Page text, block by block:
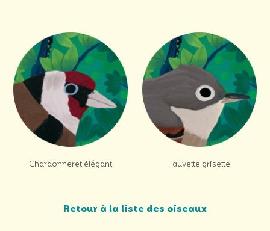
Chardonneret élégant Fauvette grisette
Retour à la liste des oiseaux